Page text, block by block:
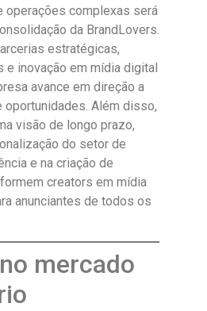
operações complexas será
da BrandLovers.
estratégicas,
e inovação em mídia digital
avance em direção a
oportunidades. Além disso,
visão de longo prazo,
do setor de
e na criação de
creators em mídia
anunciantes de todos os
mercado